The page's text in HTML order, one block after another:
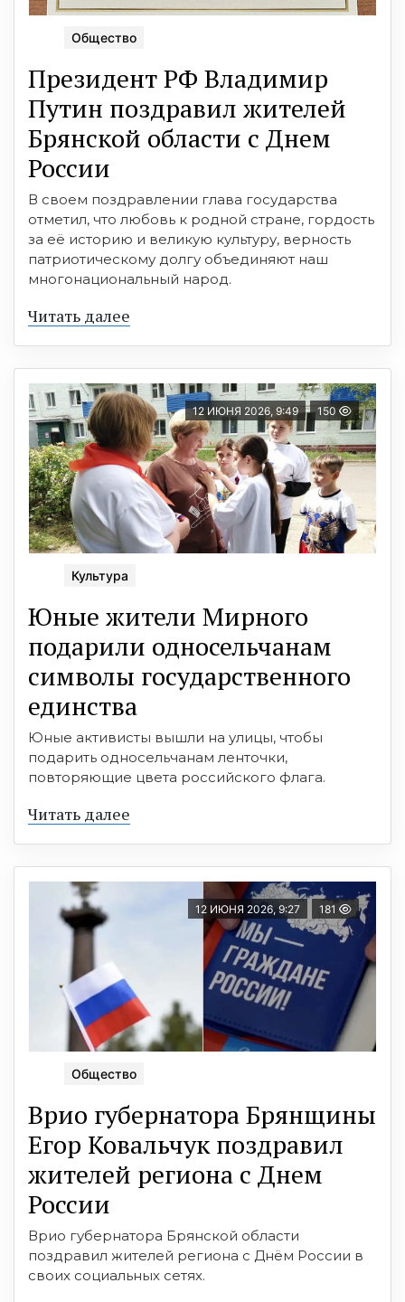
Общество
Президент РФ Владимир
Путин поздравил жителей
Брянской области с Днем
России
В своем поздравлении глава государства
отметил, что любовь к родной стране, гордость
за её историю и великую культуру, верность
патриотическому долгу объединяют наш
многонациональный народ.
Читать далее
12 ИЮНЯ 2026, 9:49 150
Культура
Юные жители Мирного
подарили односельчанам
символы государственного
единства
Юные активисты вышли на улицы, чтобы
подарить односельчанам ленточки,
повторяющие цвета российского флага.
Читать далее
12 ИЮНЯ 2026, 9:27 181
Общество
Врио губернатора Брянщины
Егор Ковальчук поздравил
жителей региона с Днем
России
Врио губернатора Брянской области
поздравил жителей региона с Днём России в
своих социальных сетях.